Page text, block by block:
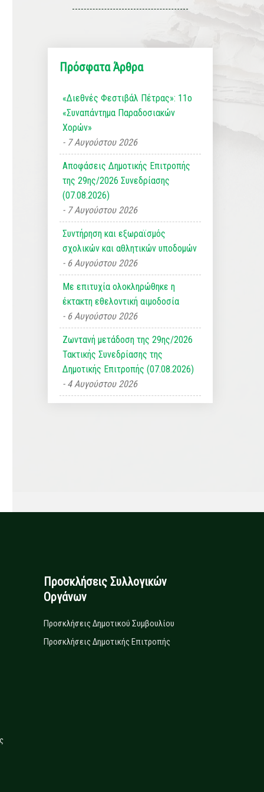
Πρόσφατα Άρθρα
«Διεθνές Φεστιβάλ Πέτρας»: 11ο
«Συναπάντημα Παραδοσιακών
Χορών»
7 Αυγούστου 2026
Αποφάσεις Δημοτικής Επιτροπής
της 29ης/2026 Συνεδρίασης
(07.08.2026)
7 Αυγούστου 2026
Συντήρηση και εξωραϊσμός
σχολικών και αθλητικών υποδομών
6 Αυγούστου 2026
Με επιτυχία ολοκληρώθηκε η
έκτακτη εθελοντική αιμοδοσία
6 Αυγούστου 2026
Ζωντανή μετάδοση της 29ης/2026
Τακτικής Συνεδρίασης της
Δημοτικής Επιτροπής (07.08.2026)
4 Αυγούστου 2026
Προσκλήσεις Συλλογικών
Οργάνων
Προσκλήσεις Δημοτικού Συμβουλίου
Προσκλήσεις Δημοτικής Επιτροπής